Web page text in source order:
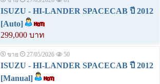
ISUZU - HI-LANDER SPACECAB ปี 2012
[Auto]
299,000 บาท
ขาย 27/05/2026 50
ISUZU - HI-LANDER SPACECAB ปี 2012
[Manual]